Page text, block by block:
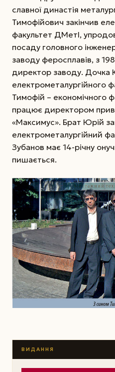
славної династія
Тимофійович закінчив
факультет ДМетІ,
посаду головного
заводу феросплавів, з
директор заводу. Дочка
електрометалургійного
Тимофій – економічного
працює директором
«Максимус». Брат Юрій
електрометалургійний
Зубанов має 14-річну
пишається.
ВИДАННЯ